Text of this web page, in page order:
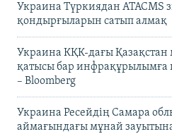
Украина Түркиядан
қондырғыларын сатып алмақ
Украина КҚК-дағы
қатысы бар инфрақұрылымға
– Bloomberg
Украина Ресейдің Самара
аймағындағы мұнай